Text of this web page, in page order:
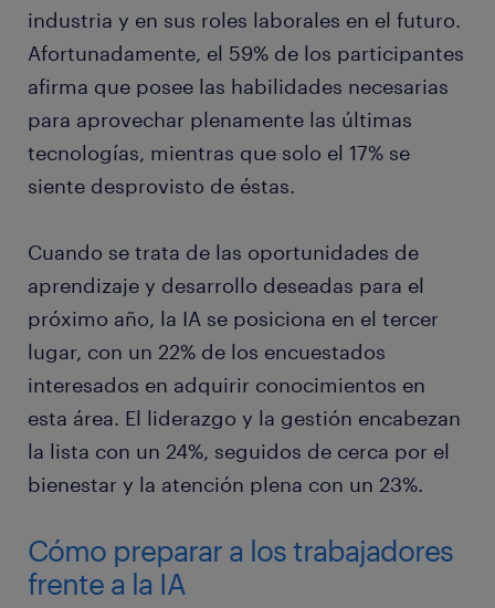
industria y en sus roles laborales en el futuro.
Afortunadamente, el 59% de los participantes
afirma que posee las habilidades necesarias
para aprovechar plenamente las últimas
tecnologías, mientras que solo el 17% se
siente desprovisto de éstas.
Cuando se trata de las oportunidades de
aprendizaje y desarrollo deseadas para el
próximo año, la IA se posiciona en el tercer
lugar, con un 22% de los encuestados
interesados en adquirir conocimientos en
esta área. El liderazgo y la gestión encabezan
la lista con un 24%, seguidos de cerca por el
bienestar y la atención plena con un 23%.
Cómo preparar a los trabajadores
frente a la IA